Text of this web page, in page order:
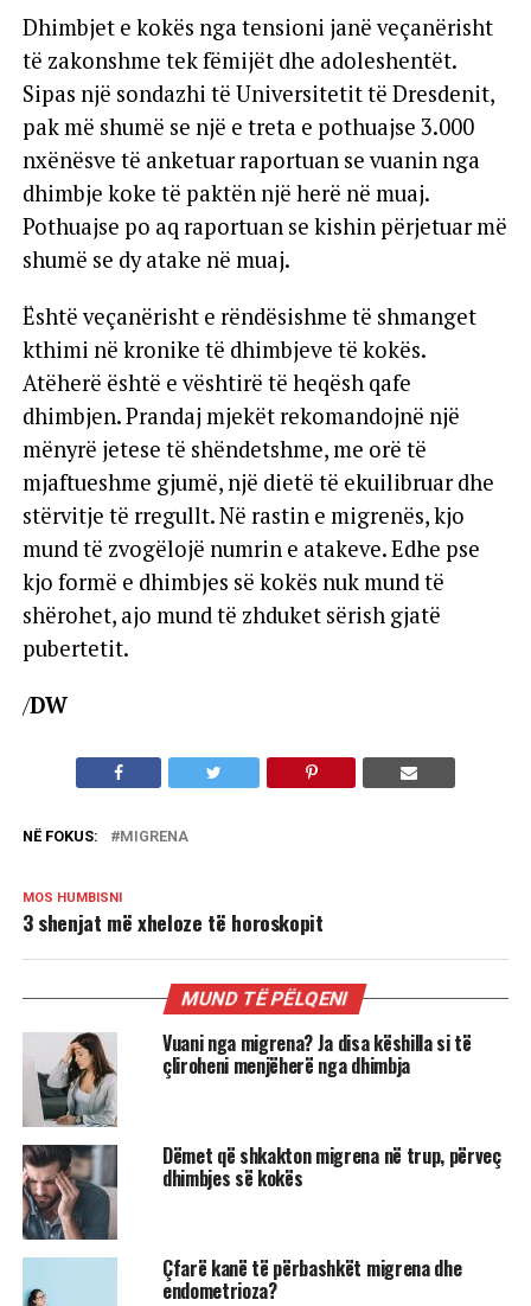
Dhimbjet e kokës nga tensioni janë veçanërisht
të zakonshme tek fëmijët dhe adoleshentët.
Sipas një sondazhi të Universitetit të Dresdenit,
pak më shumë se një e treta e pothuajse 3.000
nxënësve të anketuar raportuan se vuanin nga
dhimbje koke të paktën një herë në muaj.
Pothuajse po aq raportuan se kishin përjetuar më
shumë se dy atake në muaj.
Është veçanërisht e rëndësishme të shmanget
kthimi në kronike të dhimbjeve të kokës.
Atëherë është e vështirë të heqësh qafe
dhimbjen. Prandaj mjekët rekomandojnë një
mënyrë jetese të shëndetshme, me orë të
mjaftueshme gjumë, një dietë të ekuilibruar dhe
stërvitje të rregullt. Në rastin e migrenës, kjo
mund të zvogëlojë numrin e atakeve. Edhe pse
kjo formë e dhimbjes së kokës nuk mund të
shërohet, ajo mund të zhduket sërish gjatë
pubertetit.
/DW
NË FOKUS: MIGRENA
MOS HUMBISNI
3 shenjat më xheloze të horoskopit
MUND TË PËLQENI
Vuani nga migrena? Ja disa këshilla si të
çliroheni menjëherë nga dhimbja
Dëmet që shkakton migrena në trup, përveç
dhimbjes së kokës
Çfarë kanë të përbashkët migrena dhe
endometrioza?